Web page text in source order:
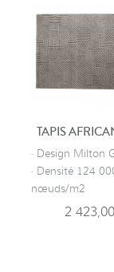
· Design Milton
· Densité 124
nœuds/m2
2